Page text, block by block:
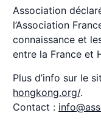
Association
l’Association
connaissance et
entre la France et
Plus d’info sur le
hongkong.org/.
Contact :